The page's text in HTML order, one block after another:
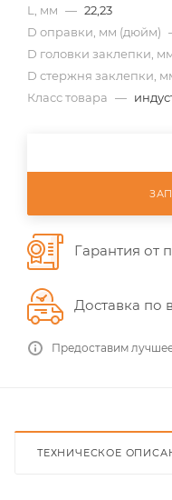
L, мм — 22,23
D оправки, мм (дюйм)
D головки заклепки,
D стержня заклепки,
Класс товара —
Гарантия от
Доставка по
Предоставим
ТЕХНИЧЕСКОЕ